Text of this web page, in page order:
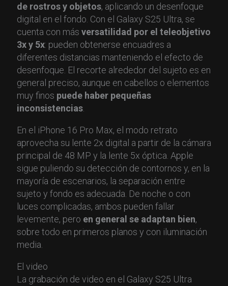
de rostros y objetos, aplicando un desenfoque
digital en el fondo. Con el Galaxy S25 Ultra, se
cuenta con más versatilidad por el teleobjetivo
3x y 5x: pueden obtenerse encuadres a
diferentes distancias manteniendo el efecto de
desenfoque. El recorte alrededor del sujeto es en
general preciso, aunque en cabellos o elementos
muy finos puede haber pequeñas
inconsistencias.
En el iPhone 16 Pro Max, el modo retrato
aprovecha su lente 2x digital a partir de la cámara
principal de 48 MP y la lente 5x óptica. Apple
sigue puliendo su detección de contornos y, en la
mayoría de escenarios, la separación entre
sujeto y fondo es adecuada. De noche o con
luces complicadas, ambos pueden fallar
levemente, pero en general se adaptan bien,
sobre todo en primeros planos y con iluminación
media.
El video
La grabación de video en el Galaxy S25 Ultra